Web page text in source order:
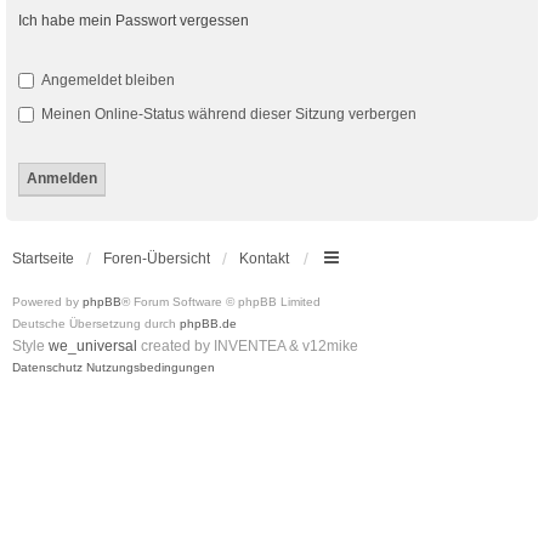
Ich habe mein Passwort vergessen
Angemeldet bleiben
Meinen Online-Status während dieser Sitzung verbergen
Startseite Foren-Übersicht Kontakt
Powered by phpBB® Forum Software © phpBB Limited
Deutsche Übersetzung durch phpBB.de
Style we_universal created by INVENTEA & v12mike
Datenschutz Nutzungsbedingungen